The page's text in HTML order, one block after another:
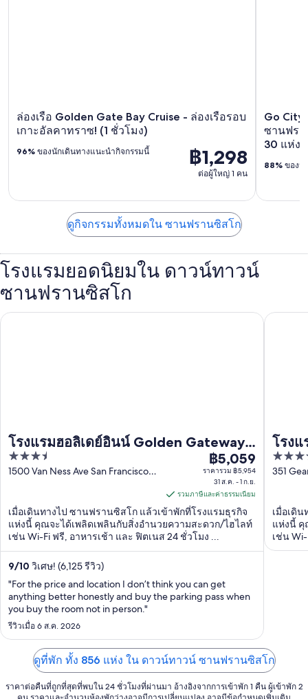
ล่องเรือ Golden Gate Bay Cruise - ล่องเรือรอบ
เกาะอัลคาทราซ! (1 ชั่วโมง)
฿1,298
ต่อผู้ใหญ่ 1 คน
96% ของนักเดินทางแนะนำกิจกรรมนี้
Go
ซานฟรา
30 แห่ง
88% ของนั
ดูกิจกรรมทั้งหมดใน ซานฟรานซิสโก
โรงแรมยอดนิยมใน ดาวน์ทาวน์
ซานฟรานซิสโก
โรงแรมฮอลิเดย์อินน์ Golden Gateway
บาย IHG
3.5
out
1500 Van Ness Ave San Francisco
ราคา
฿5,059
ต่อ
คืน
เข้า
พัก
ถึง
฿5,059
ราคารวม ฿5,954
31 ส.ค. - 1 ก.ย.
รวมภาษีและค่าธรรมเนียม
เมื่อเดินทางไป ซานฟรานซิสโก แล้วเข้าพักที่โรงแรมธุรกิจ
แห่งนี้ คุณจะได้เพลิดเพลินกับสิ่งอำนวยความสะดวก/ไฮไลท์
เช่น Wi-Fi ฟรี, อาหารเช้า และ ฟิตเนส 24 ชั่วโมง ...
9/10 วิเศษ! (6,125 รีวิว)
"For the price and location I don’t think you can get
anything better honestly and buy the parking pass when
you buy the room not in person."
รีวิวเมื่อ 6 ส.ค. 2026
โรงแรมฮอลิเดย์อินน์ Golden Gateway บาย IHG
โรงแ
3.5
out
351
เมื่อเดิ
แห่งนี้ คุ
เช่น
กับเรา
โรงแรม
ดูที่พัก ทั้ง 856 แห่ง ใน ดาวน์ทาวน์ ซานฟรานซิสโก
ราคาต่อคืนที่ถูกที่สุดที่พบใน 24 ชั่วโมงที่ผ่านมา อ้างอิงจากการเข้าพัก 1 คืน ผู้เข้าพัก 2